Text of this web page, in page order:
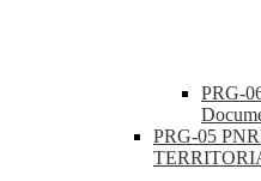
PRG-
PRG-05